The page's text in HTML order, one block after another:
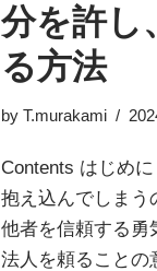
分を許し
る方法
by T.murakami
Contents はじめ
抱え込んでしまう
他者を信頼する勇
法人を頼ることの